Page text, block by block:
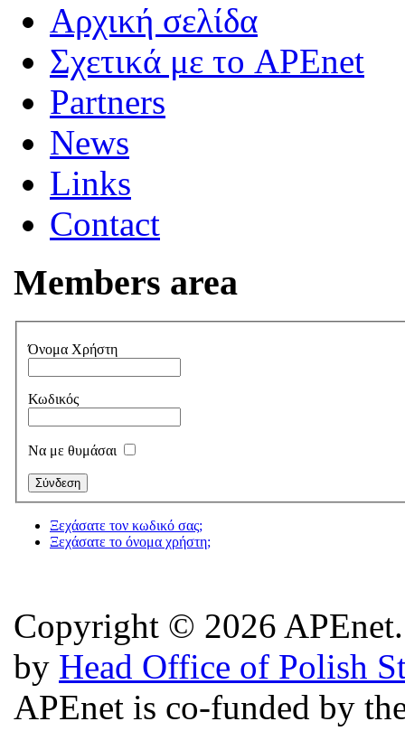
Αρχική σελίδα
Σχετικά με το APEnet
Partners
News
Links
Contact
Members area
Όνομα Χρήστη
Κωδικός
Να με θυμάσαι
Ξεχάσατε τον κωδικό σας;
Ξεχάσατε το όνομα χρήστη;
Copyright © 2026
by Head Office of Polish
APEnet is co-funded by